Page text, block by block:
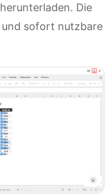
Die
sofort nutzbare